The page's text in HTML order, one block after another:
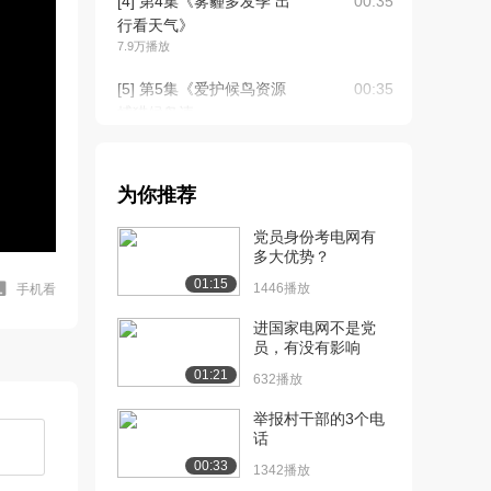
手机看
行看天气》
7.9万播放
[5] 第5集《爱护候鸟资源
00:35
不带烟花爆竹...
[7] 第7集《尊重知识产
权，大家远离盗版...
[8] 第8集《尊重知识产权
请勿经营盗版...
00:35
[9] 第9集《雾霾不用怕，
室内防霾讲方法...
为你推荐
01:15
党员身份考电网有
多大优势？
1446播放
01:21
进国家电网不是党
员，有没有影响
632播放
00:33
举报村干部的3个电
话
1342播放